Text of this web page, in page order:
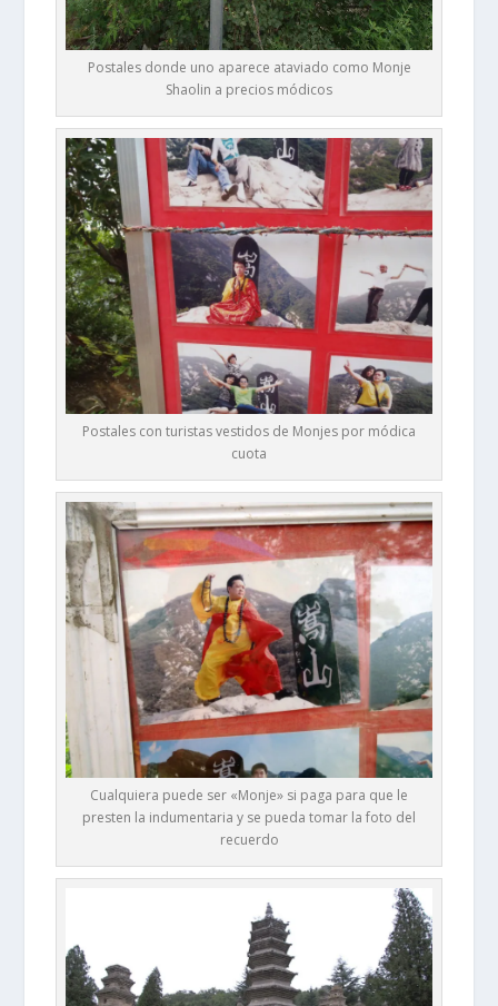
Postales donde uno aparece ataviado como Monje
Shaolin a precios módicos
Postales con turistas vestidos de Monjes por módica
cuota
Cualquiera puede ser «Monje» si paga para que le
presten la indumentaria y se pueda tomar la foto del
recuerdo